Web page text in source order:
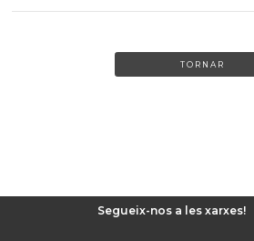
TORNAR
Segueix-nos a les xarxes!